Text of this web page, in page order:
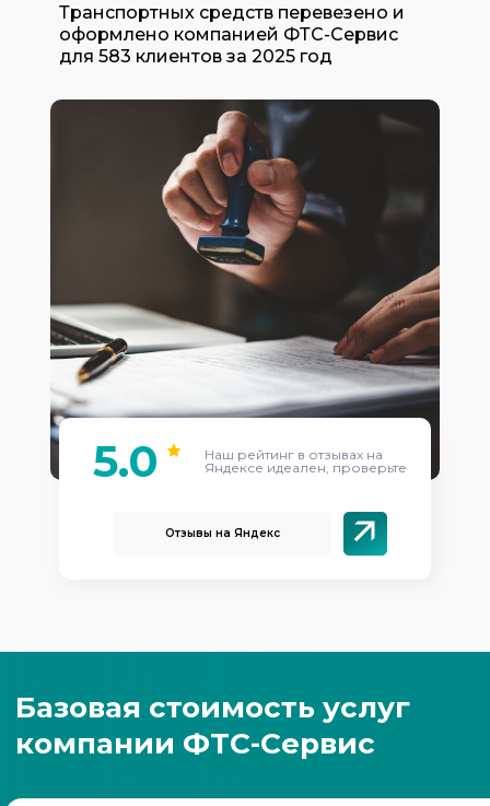
Отзывы на Яндекс
5.0
Наш рейтинг в отзывах на
Яндексе идеален, проверьте
Транспортных средств перевезено и
оформлено компанией ФТС-Сервис
для 583 клиентов за 2025 год